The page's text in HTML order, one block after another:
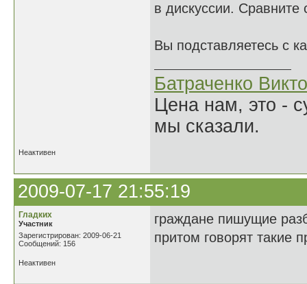
в дискуссии.
Вы подставляетесь с
Батраченко
Цена нам, это -
мы сказали.
Неактивен
2009-07-17 21:55:19
Гладких
Участник
Зарегистрирован: 2009-06-21
Сообщений: 156
граждане пишущие
притом говорят такие
Неактивен